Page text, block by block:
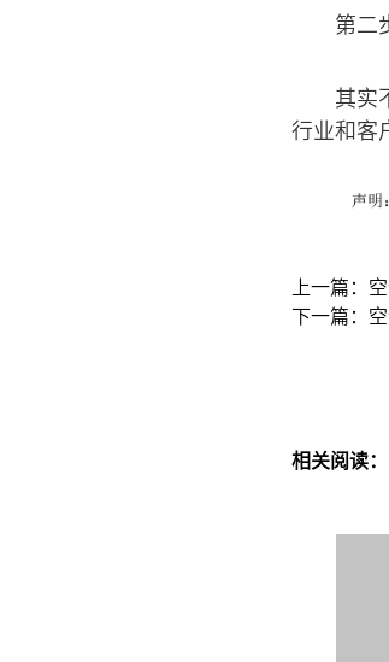
第二
其实
行业和客
上一篇：
下一篇：
相关阅读：